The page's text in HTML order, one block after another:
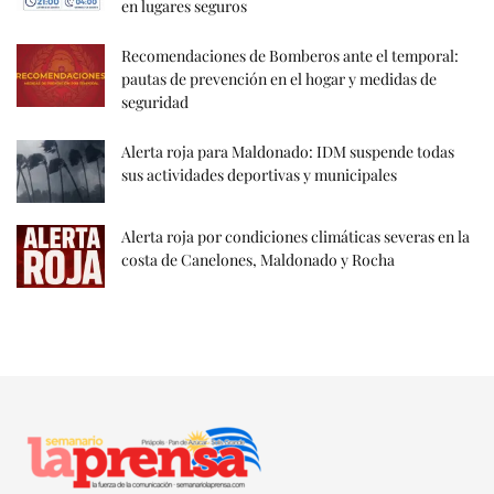
en lugares seguros
Recomendaciones de Bomberos ante el temporal:
pautas de prevención en el hogar y medidas de
seguridad
Alerta roja para Maldonado: IDM suspende todas
sus actividades deportivas y municipales
Alerta roja por condiciones climáticas severas en la
costa de Canelones, Maldonado y Rocha